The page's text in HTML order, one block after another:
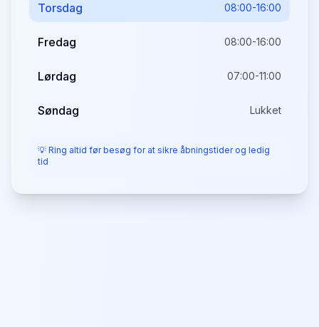
Torsdag 08:00-16:00
Fredag 08:00-16:00
Lørdag 07:00-11:00
Søndag Lukket
💡 Ring altid før besøg for at sikre åbningstider og ledig
tid